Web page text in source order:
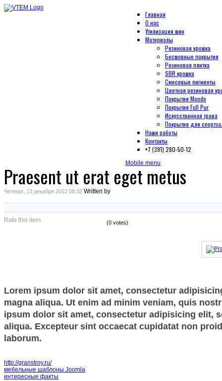
Главная
О нас
Утилизация шин
Материалы
Резиновая крошка
Бесшовные покрытия
Резиновая плитка
SBR крошка
Смесевые пигменты
Цветная резиновая
Покрытия Mondo
Покрытия Full Pur
Искусственная трава
Покрытия для
Наши работы
Контакты
+7 (391) 280-50-12
Mobile menu
Praesent ut erat eget metus
Четверг, 13 декабря 2012 08:32 Written by
Rate this item (0 votes)
Lorem ipsum dolor sit amet, consectetur
magna aliqua. Ut enim ad minim veniam, quis
ipsum dolor sit amet, consectetur adipisicing elit,
aliqua. Excepteur sint occaecat cupidatat non
laborum.
http://granstroy.ru/
мебельные шаблоны Joomla
интересные факты